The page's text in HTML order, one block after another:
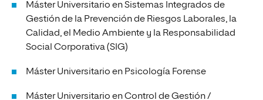
Máster Universitario en Sistemas Integrados de
Gestión de la Prevención de Riesgos Laborales, la
Calidad, el Medio Ambiente y la Responsabilidad
Social Corporativa (SIG)
Máster Universitario en Psicología Forense
Máster Universitario en Control de Gestión /